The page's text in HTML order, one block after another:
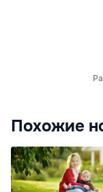
Похожие